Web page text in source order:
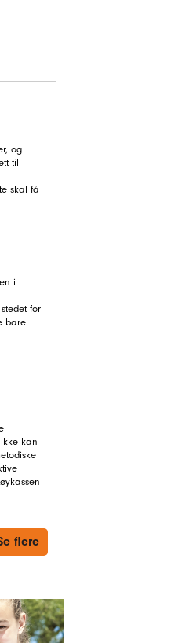
og
til
skal få
i
for
bare
kan
flere